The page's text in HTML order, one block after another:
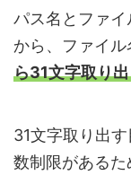
パス名とファ
から、ファイ
ら31文字取り
31文字取り出
数制限がある